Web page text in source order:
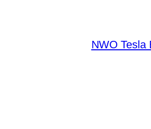
NWO Tesla